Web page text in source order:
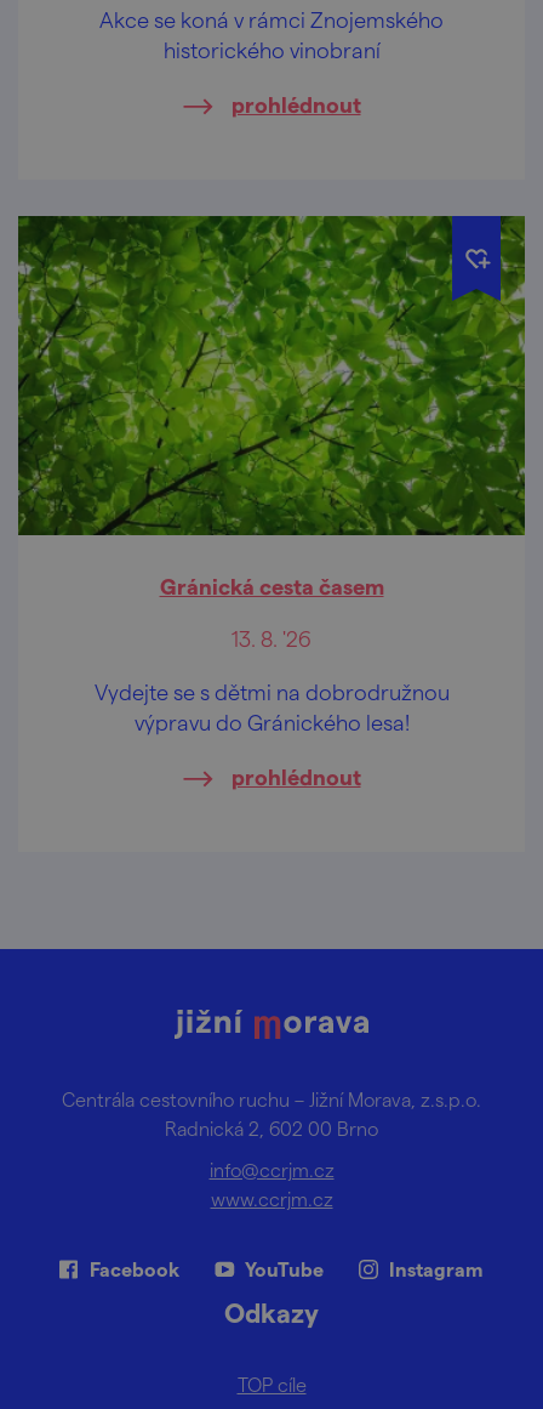
Akce se koná v rámci Znojemského
historického vinobraní
prohlédnout
Gránická cesta časem
13. 8. '26
Vydejte se s dětmi na dobrodružnou
výpravu do Gránického lesa!
prohlédnout
Centrála cestovního ruchu – Jižní Morava, z.s.p.o.
Radnická 2, 602 00 Brno
info@ccrjm.cz
www.ccrjm.cz
Facebook YouTube Instagram
Odkazy
TOP cíle